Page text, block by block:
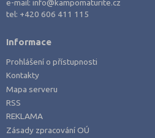
e-mail:info@kampomaturite.cz
tel: +420 606 411 115
Informace
Prohlášení o přístupnosti
Kontakty
Mapa serveru
RSS
REKLAMA
Zásady zpracování OÚ